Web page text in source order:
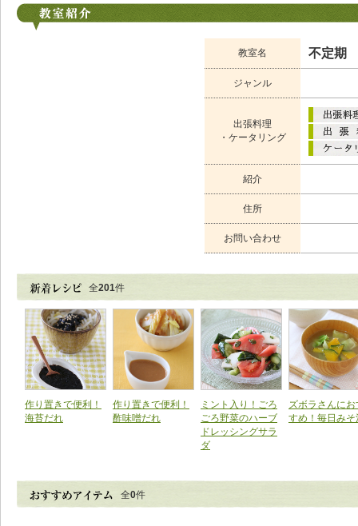
教室名 不定期
ジャンル
出張料理
・ケータリング
紹介
住所
お問い合わせ
全201件
作り置きで便利！
海苔だれ
作り置きで便利！
酢味噌だれ
ミント入り！ごろ
ごろ野菜のハーブ
ドレッシングサラ
ダ
ズボラさんにお
すめ！毎日みそ
全0件